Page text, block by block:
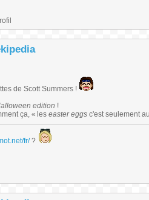
de Scott Summers !
edition !
ça, « les easter eggs c'est seulement
fr/?